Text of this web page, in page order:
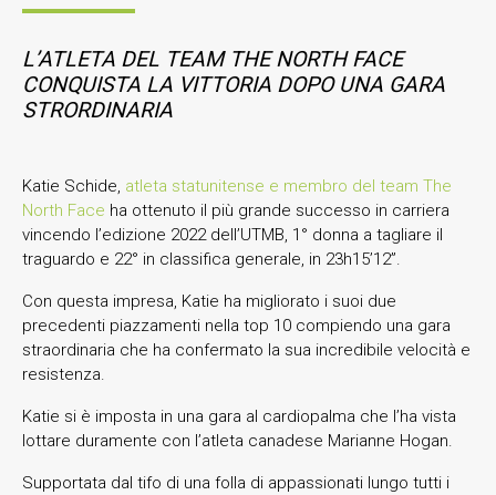
L’ATLETA DEL TEAM THE NORTH FACE
CONQUISTA LA VITTORIA DOPO UNA GARA
STRORDINARIA
Katie Schide, atleta statunitense e membro del team The
North Face ha ottenuto il più grande successo in carriera
vincendo l’edizione 2022 dell’UTMB, 1° donna a tagliare il
traguardo e 22° in classifica generale, in 23h15’12”.
Con questa impresa, Katie ha migliorato i suoi due
precedenti piazzamenti nella top 10 compiendo una gara
straordinaria che ha confermato la sua incredibile velocità e
resistenza.
Katie si è imposta in una gara al cardiopalma che l’ha vista
lottare duramente con l’atleta canadese Marianne Hogan.
Supportata dal tifo di una folla di appassionati lungo tutti i